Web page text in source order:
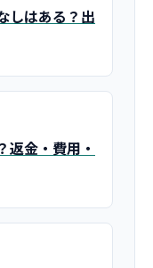
しはある？出
返金・費用・